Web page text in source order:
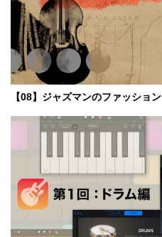
【08】ジャズマンのファッション